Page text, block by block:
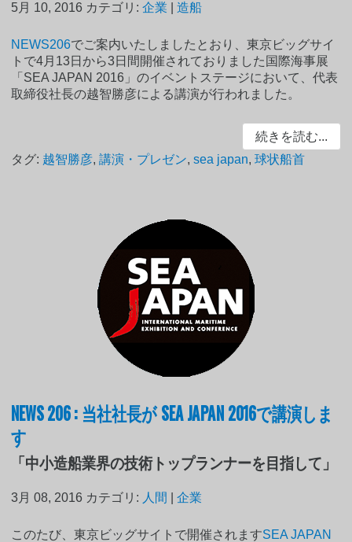
5月 10, 2016 カテゴリ:企業 |造船
NEWS206でご案内いたしましたとおり、東京ビッグサイ
トで4月13日から3日間開催されておりました国際海事展
「SEA JAPAN 2016」のイベントステージにおいて、代表
取締役社長の越智勝彦による講演が行われました。
続きを読む...
タグ: 越智勝彦,講演・プレゼン,sea japan,球状船首
NEWS 206 : 当社社長が SEA JAPAN 2016で講演しま
す
「中小造船業界の技術トップランナーを目指して」
3月 08, 2016 カテゴリ: 人間 |企業
このたび、東京ビッグサイトで開催されますSEA JAPAN